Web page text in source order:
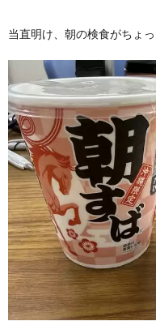
当直明け、朝の検食がちょ